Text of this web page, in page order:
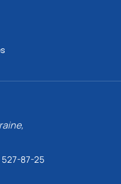
527-87-25